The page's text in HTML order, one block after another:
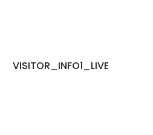
VISITOR_INFO1_LIVE